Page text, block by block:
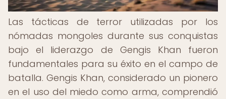
Las tácticas de terror utilizadas por los
nómadas mongoles durante sus conquistas
bajo el liderazgo de Gengis Khan fueron
fundamentales para su éxito en el campo de
batalla. Gengis Khan, considerado un pionero
en el uso del miedo como arma, comprendió